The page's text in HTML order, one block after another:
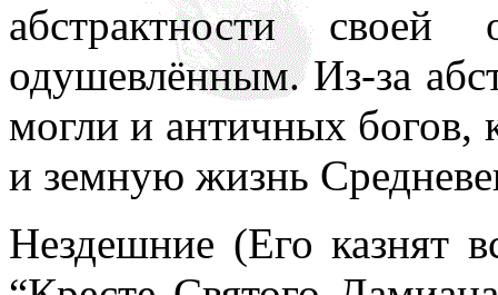
абстрактности
одушевлённым. Из-за
могли и античных богов,
и земную жизнь
Нездешние (Его казнят